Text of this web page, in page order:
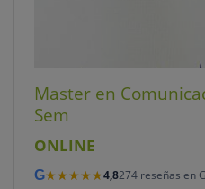
Master en
Sem
ONLINE
G★★★★★
★★★★★4,8274 reseñas en